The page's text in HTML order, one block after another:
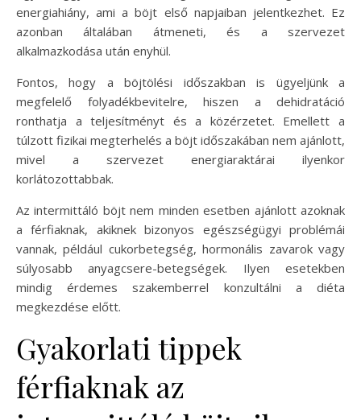
energiahiány, ami a böjt első napjaiban jelentkezhet. Ez
azonban általában átmeneti, és a szervezet
alkalmazkodása után enyhül.
Fontos, hogy a böjtölési időszakban is ügyeljünk a
megfelelő folyadékbevitelre, hiszen a dehidratáció
ronthatja a teljesítményt és a közérzetet. Emellett a
túlzott fizikai megterhelés a böjt időszakában nem ajánlott,
mivel a szervezet energiaraktárai ilyenkor
korlátozottabbak.
Az intermittáló böjt nem minden esetben ajánlott azoknak
a férfiaknak, akiknek bizonyos egészségügyi problémái
vannak, például cukorbetegség, hormonális zavarok vagy
súlyosabb anyagcsere-betegségek. Ilyen esetekben
mindig érdemes szakemberrel konzultálni a diéta
megkezdése előtt.
Gyakorlati tippek
férfiaknak az